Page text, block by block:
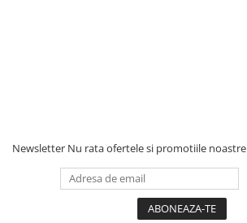
Newsletter Nu rata ofertele si promotiile noastre